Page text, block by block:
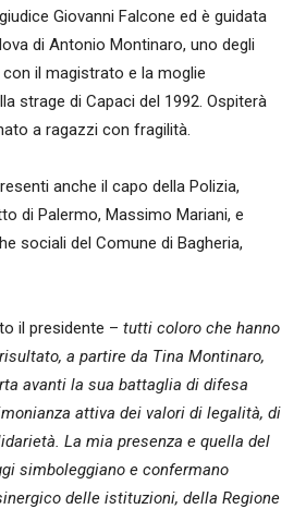
Giovanni Falcone ed è guidata
di Antonio Montinaro, uno degli
il magistrato e la moglie
strage di Capaci del 1992. Ospiterà
a ragazzi con fragilità.
anche il capo della Polizia,
di Palermo, Massimo Mariani, e
sociali del Comune di Bagheria,
il presidente – tutti coloro che hanno
a partire da Tina Montinaro,
avanti la sua battaglia di difesa
attiva dei valori di legalità, di
La mia presenza e quella del
simboleggiano e confermano
delle istituzioni, della Regione